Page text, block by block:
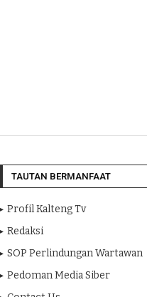
TAUTAN BERMANFAAT
Profil Kalteng Tv
Redaksi
SOP Perlindungan Wartawan
Pedoman Media Siber